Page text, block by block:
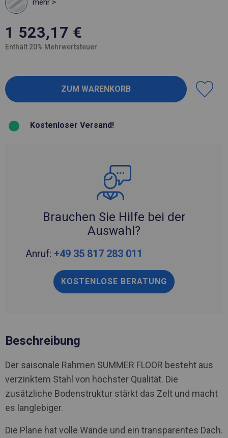
mehr >
1 523,17 €
Enthält 20% Mehrwertsteuer
Kostenloser Versand!
Brauchen Sie Hilfe bei der
Auswahl?
Anruf: +49 35 817 283 011
KOSTENLOSE BERATUNG
Beschreibung
Der saisonale Rahmen SUMMER FLOOR besteht aus
verzinktem Stahl von höchster Qualität. Die
zusätzliche Bodenstruktur stärkt das Zelt und macht
es langlebiger.
Die Plane hat volle Wände und ein transparentes Dach.